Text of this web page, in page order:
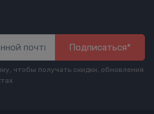
Подписаться*
чтобы получать скидки, обновления